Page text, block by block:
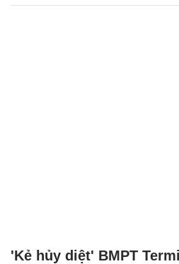
'Kẻ hủy diệt' BMPT